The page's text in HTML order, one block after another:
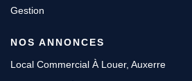
Gestion
NOS ANNONCES
Local Commercial À Louer, Auxerre